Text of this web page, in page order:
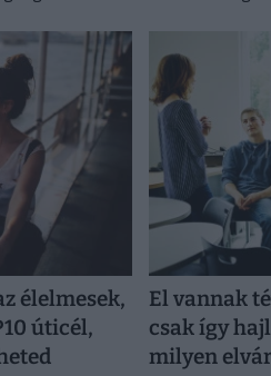
élelmesek,
úticél,
El vannak
csak így
milyen